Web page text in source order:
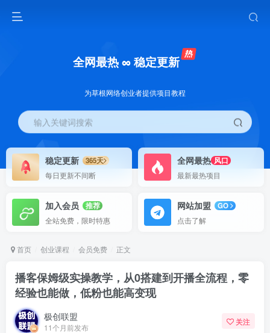
全网最热 ∞ 稳定更新
为草根网络创业者提供项目教程
输入关键词搜索
稳定更新
365天
每日更新不间断
全网最热 风口
最新最热项目
加入会员
推荐
全站免费，限时特惠
网站加盟
GO
点击了解
首页 创业课程 会员免费 正文
播客保姆级实操教学，从0搭建到开播全流程，零
经验也能做，低粉也能高变现
极创联盟
11个月前发布
关注